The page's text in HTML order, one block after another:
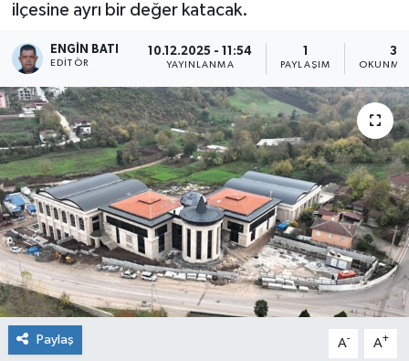
ilçesine ayrı bir değer katacak.
ENGIN BATI
EDITÖR
10.12.2025 - 11:54
YAYINLANMA PAYLAŞIM
3
OKUNMA
Paylaş A- A+